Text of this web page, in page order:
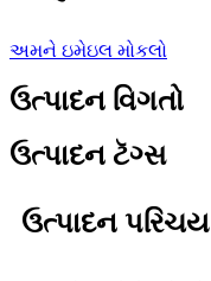
અમને ઇમેઇલ મોકલો
ઉત્પાદન વિગતો
ઉત્પાદન ટૅગ્સ
ઉત્પાદન પરિચય